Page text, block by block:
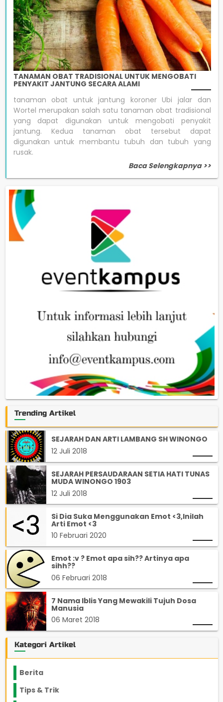
TANAMAN OBAT TRADISIONAL UNTUK MENGOBATI
PENYAKIT JANTUNG SECARA ALAMI
tanaman obat untuk jantung koroner Ubi jalar dan
Wortel merupakan salah satu tanaman obat tradisional
yang dapat digunakan untuk mengobati penyakit
jantung. Kedua tanaman obat tersebut dapat
digunakan untuk membantu tubuh dan tubuh yang
rusak.
Baca Selengkapnya >>
Trending Artikel
SEJARAH DAN ARTI LAMBANG SH WINONGO
12 Juli 2018
SEJARAH PERSAUDARAAN SETIA HATI TUNAS
MUDA WINONGO 1903
12 Juli 2018
Si Dia Suka Menggunakan Emot <3,Inilah
Arti Emot <3
10 Februari 2020
Emot :v ? Emot apa sih?? Artinya apa
sihh??
06 Februari 2018
7 Nama Iblis Yang Mewakili Tujuh Dosa
Manusia
06 Maret 2018
Kategori Artikel
Berita
Tips & Trik